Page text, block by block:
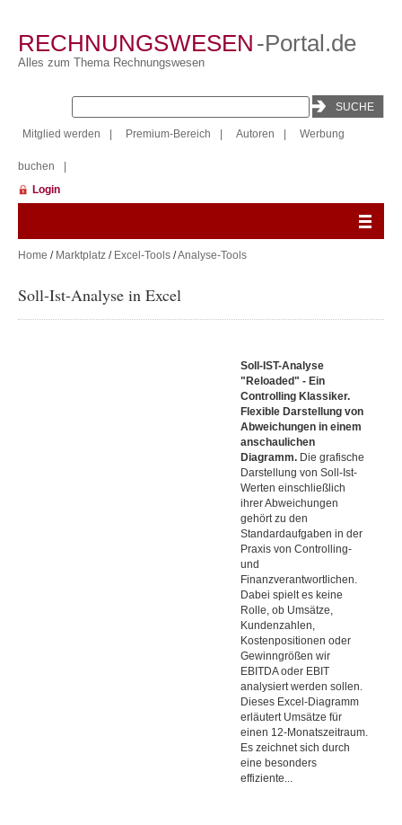
RECHNUNGSWESEN -Portal.de
Alles zum Thema Rechnungswesen
Mitglied werden Premium-Bereich Autoren Werbung
buchen
Login
Home / Marktplatz / Excel-Tools /Analyse-Tools
Soll-Ist-Analyse in Excel
Soll-IST-Analyse
"Reloaded" - Ein
Controlling Klassiker.
Flexible Darstellung von
Abweichungen in einem
anschaulichen
Diagramm. Die grafische
Darstellung von Soll-Ist-
Werten einschließlich
ihrer Abweichungen
gehört zu den
Standardaufgaben in der
Praxis von Controlling-
und
Finanzverantwortlichen.
Dabei spielt es keine
Rolle, ob Umsätze,
Kundenzahlen,
Kostenpositionen oder
Gewinngrößen wir
EBITDA oder EBIT
analysiert werden sollen.
Dieses Excel-Diagramm
erläutert Umsätze für
einen 12-Monatszeitraum.
Es zeichnet sich durch
eine besonders
effiziente...